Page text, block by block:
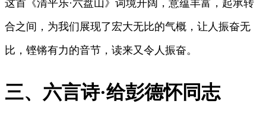
这首《清平乐·六盘山》词境开阔，意蕴丰富，起承转
合之间，为我们展现了宏大无比的气概，让人振奋无
比，铿锵有力的音节，读来又令人振奋。
三、六言诗·给彭德怀同志